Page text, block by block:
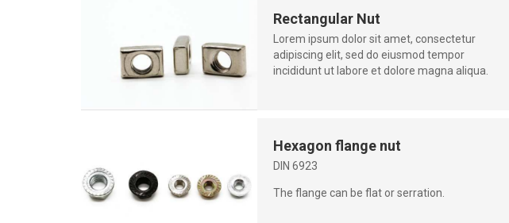
Rectangular Nut
Lorem ipsum dolor sit amet, consectetur
adipiscing elit, sed do eiusmod tempor
incididunt ut labore et dolore magna aliqua.
Hexagon flange nut
DIN 6923
The flange can be flat or serration.